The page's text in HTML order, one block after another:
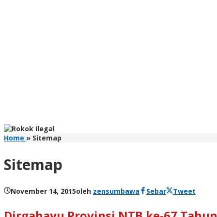
Home » Sitemap
Sitemap
November 14, 2015oleh zensumbawa Sebar Tweet